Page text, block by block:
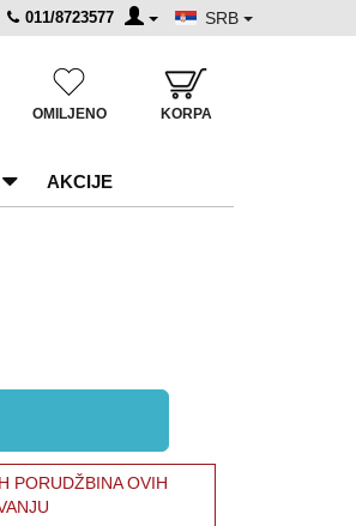
011/8723577 SRB
OMILJENO KORPA
AKCIJE
PORUDŽBINA OVIH